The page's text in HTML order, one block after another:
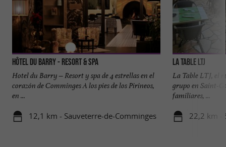
Hôtel du Barry - Resort & Spa
Hotel du Barry – Resort y spa de 4 estrellas en el
corazón de Comminges A los pies de los Pirineos,
en ...
12,1 km - Sauveterre-de-Comminges
La Table LTJ
La Table LTJ, el
grupo en Saint-
familiares, ...
22,2 km -